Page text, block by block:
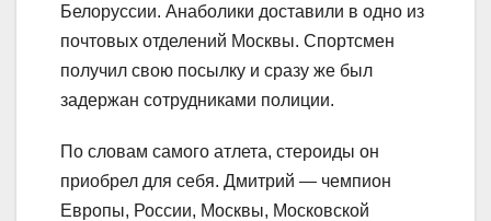
Белоруссии. Анаболики доставили в одно из
почтовых отделений Москвы. Спортсмен
получил свою посылку и сразу же был
задержан сотрудниками полиции.
По словам самого атлета, стероиды он
приобрел для себя. Дмитрий — чемпион
Европы, России, Москвы, Московской